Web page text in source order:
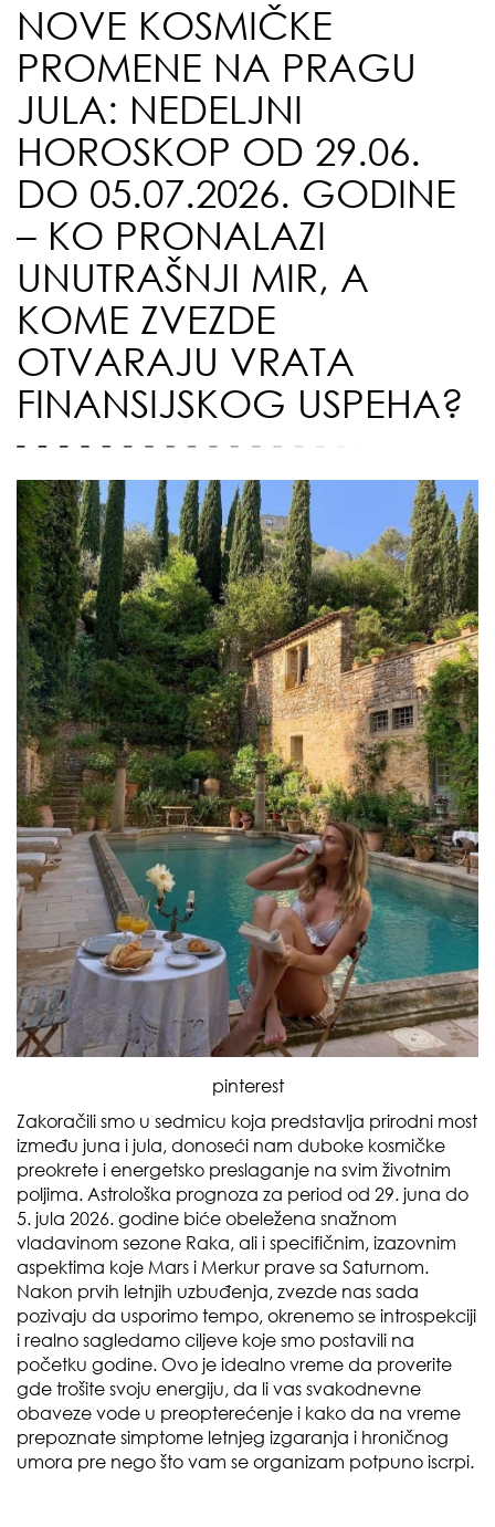
NOVE KOSMIČKE
PROMENE NA PRAGU
JULA: NEDELJNI
HOROSKOP OD 29.06.
DO 05.07.2026. GODINE
– KO PRONALAZI
UNUTRAŠNJI MIR, A
KOME ZVEZDE
OTVARAJU VRATA
FINANSIJSKOG USPEHA?
pinterest
Zakoračili smo u sedmicu koja predstavlja prirodni most
između juna i jula, donoseći nam duboke kosmičke
preokrete i energetsko preslaganje na svim životnim
poljima. Astrološka prognoza za period od 29. juna do
5. jula 2026. godine biće obeležena snažnom
vladavinom sezone Raka, ali i specifičnim, izazovnim
aspektima koje Mars i Merkur prave sa Saturnom.
Nakon prvih letnjih uzbuđenja, zvezde nas sada
pozivaju da usporimo tempo, okrenemo se introspekciji
i realno sagledamo ciljeve koje smo postavili na
početku godine. Ovo je idealno vreme da proverite
gde trošite svoju energiju, da li vas svakodnevne
obaveze vode u preopterećenje i kako da na vreme
prepoznate simptome letnjeg izgaranja i hroničnog
umora pre nego što vam se organizam potpuno iscrpi.